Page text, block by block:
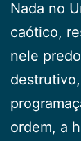
Nada no
caótico,
nele
ordem, a